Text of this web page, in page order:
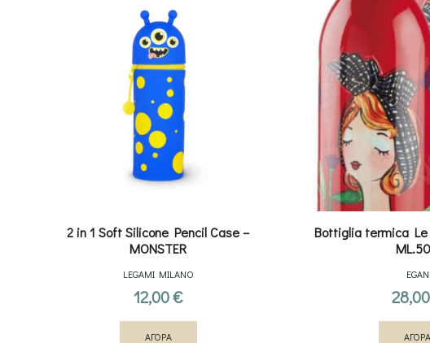
2 in 1 Soft Silicone Pencil Case –
MONSTER
LEGAMI MILANO
12,00€
ΑΓΟΡΑ
Bottiglia termica
EGAN
28,00
ΑΓΟΡΑ